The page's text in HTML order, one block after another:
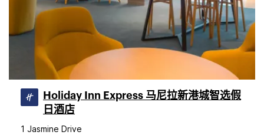
Holiday Inn Express 马尼拉新港城智选假
日酒店
1 Jasmine Drive